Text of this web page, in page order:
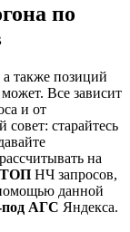
по
также позиций
Все зависит
и от
старайтесь
на
ТОП НЧ запросов,
данной
под АГС Яндекса.